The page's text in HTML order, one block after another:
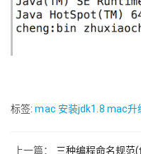
标签:mac 安装jdk1.8 mac升
上一篇： 三种编程命名规范